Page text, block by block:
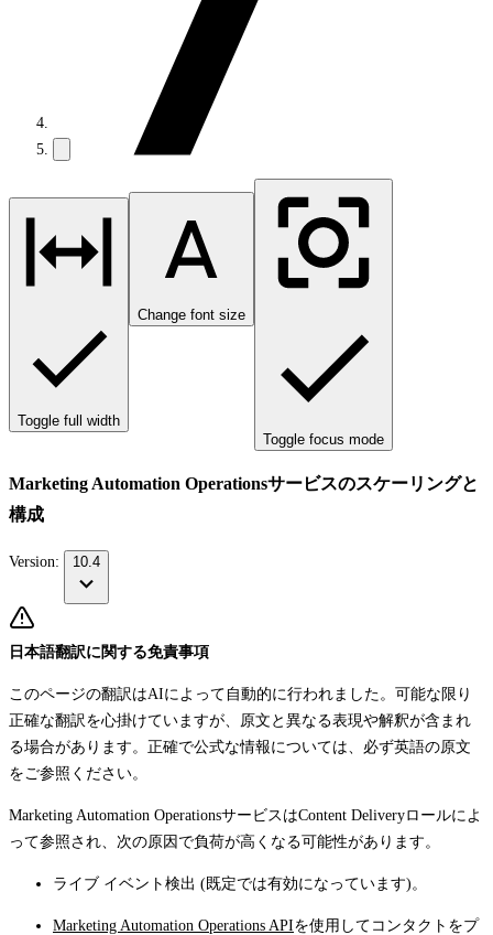
Toggle full width
Change font size
Toggle focus mode
Marketing Automation Operationsサービスのスケーリングと
構成
Version: 10.4
日本語翻訳に関する免責事項
このページの翻訳はAIによって自動的に行われました。可能な限り
正確な翻訳を心掛けていますが、原文と異なる表現や解釈が含まれ
る場合があります。正確で公式な情報については、必ず英語の原文
をご参照ください。
Marketing Automation OperationsサービスはContent Deliveryロールによ
って参照され、次の原因で負荷が高くなる可能性があります。
ライブ イベント検出 (既定では有効になっています)。
Marketing Automation Operations APIを使用してコンタクトをプ